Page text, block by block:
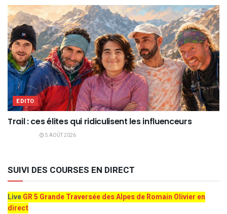
EDITO
Trail : ces élites qui ridiculisent les influenceurs
5 AOÛT 2026
SUIVI DES COURSES EN DIRECT
LiveGR 5 Grande Traversée des Alpes de Romain Olivier en
direct